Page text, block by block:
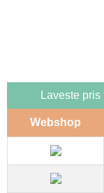
Laveste
Webshop